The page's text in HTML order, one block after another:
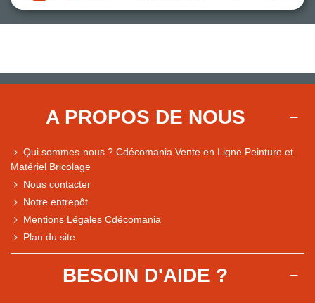
A PROPOS DE NOUS
Qui sommes-nous ? Cdécomania Vente en Ligne Peinture et
Matériel Bricolage
Nous contacter
Notre entrepôt
Mentions Légales Cdécomania
Plan du site
BESOIN D'AIDE ?